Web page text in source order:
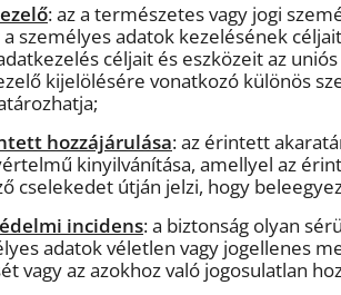
: az a természetes vagy jogi
személyes adatok kezelésének
céljait és eszközeit az
kijelölésére vonatkozó különös
hozzájárulása: az érintett
kinyilvánítása, amellyel az
cselekedet útján jelzi, hogy
incidens: a biztonság olyan
adatok véletlen vagy jogellenes
vagy az azokhoz való jogosulatlan